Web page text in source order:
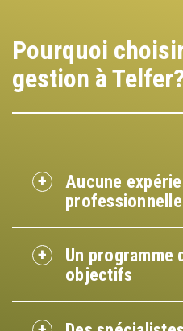
Pourquoi
gestion à
Aucune
Un programme
objectifs